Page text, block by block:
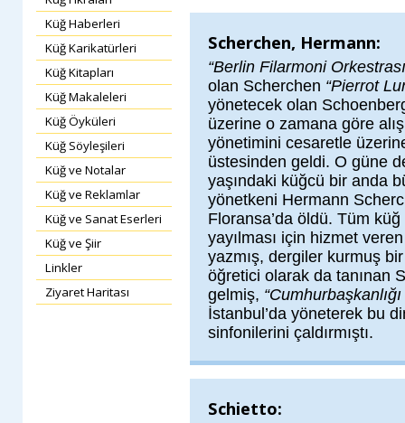
Küğ Haberleri
Küğ Karikatürleri
Küğ Kitapları
Küğ Makaleleri
Küğ Öyküleri
Küğ Söyleşileri
Küğ ve Notalar
Küğ ve Reklamlar
Küğ ve Sanat Eserleri
Küğ ve Şiir
Linkler
Ziyaret Haritası
Scherchen, Hermann:
“Berlin Filarmoni
olan Scherchen “Pierrot
yönetecek olan
üzerine o zamana göre
yönetimini cesaretle
üstesinden geldi. O güne
yaşındaki küğcü bir anda
yönetkeni Hermann
Floransa’da öldü. Tüm
yayılması için hizmet
yazmış, dergiler kurmuş
öğretici olarak da tanınan
gelmiş,
İstanbul’da yöneterek bu
sinfonilerini çaldırmıştı.
Schietto: